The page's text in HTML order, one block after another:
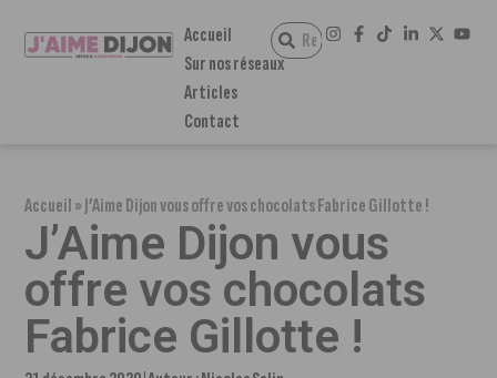
Accueil
Sur nos réseaux
Articles
Contact
Accueil»J’Aime Dijon vous offre vos chocolats Fabrice Gillotte !
J’Aime Dijon vous
offre vos chocolats
Fabrice Gillotte !